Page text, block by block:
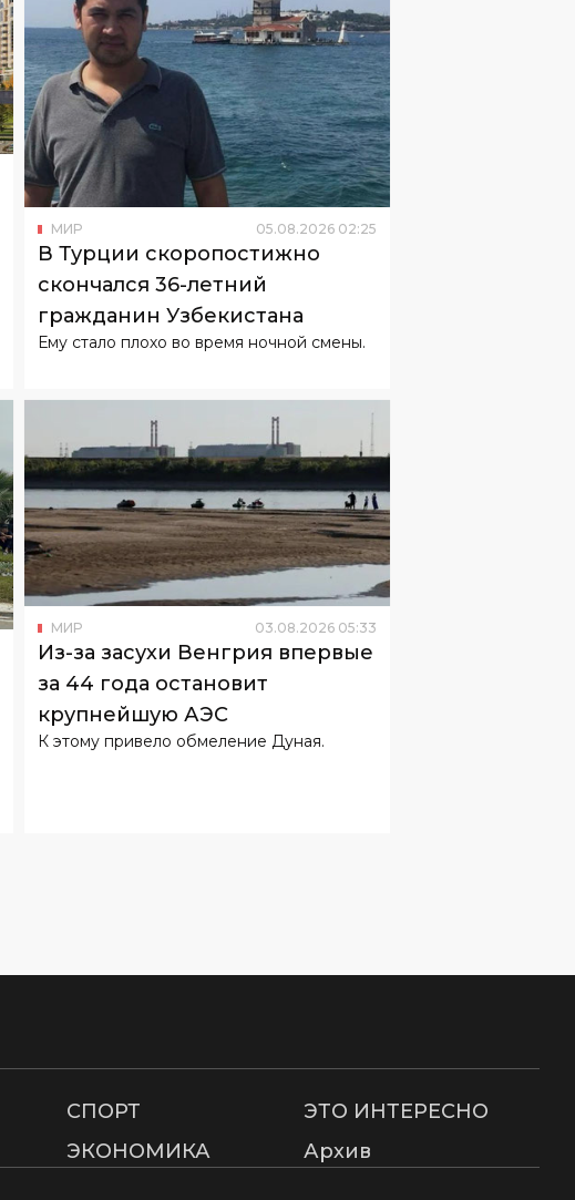
МИР 05.08.2026 02:25
В Турции скоропостижно
скончался 36-летний
гражданин Узбекистана
Ему стало плохо во время ночной смены.
МИР 03.08.2026 05:33
Из-за засухи Венгрия впервые
за 44 года остановит
крупнейшую АЭС
К этому привело обмеление Дуная.
СПОРТ
ЭТО ИНТЕРЕСНО
ЭКОНОМИКА Архив